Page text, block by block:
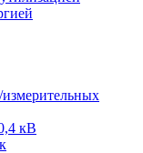
кВ